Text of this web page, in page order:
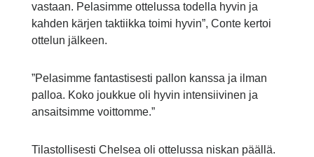
vastaan. Pelasimme ottelussa todella hyvin ja
kahden kärjen taktiikka toimi hyvin”, Conte kertoi
ottelun jälkeen.
”Pelasimme fantastisesti pallon kanssa ja ilman
palloa. Koko joukkue oli hyvin intensiivinen ja
ansaitsimme voittomme.”
Tilastollisesti Chelsea oli ottelussa niskan päällä.